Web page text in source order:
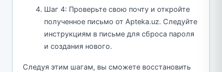
Шаг 4: Проверьте свою почту и откройте
полученное письмо от Apteka.uz. Следуйте
инструкциям в письме для сброса пароля
и создания нового.
Следуя этим шагам, вы сможете восстановить